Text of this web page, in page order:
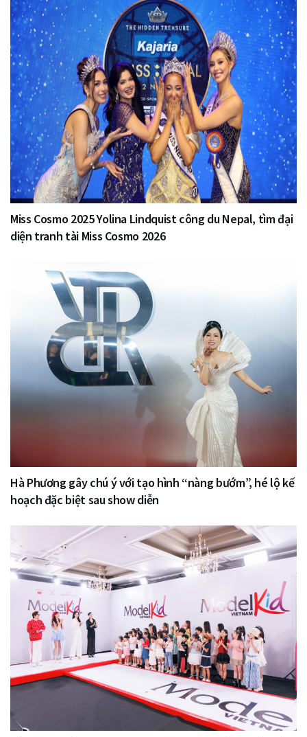
Miss Cosmo 2025 Yolina Lindquist công du Nepal, tìm đại
diện tranh tài Miss Cosmo 2026
Hà Phương gây chú ý với tạo hình “nàng bướm”, hé lộ kế
hoạch đặc biệt sau show diễn